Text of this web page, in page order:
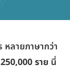
หลายภาษากว่า
ราย นี่